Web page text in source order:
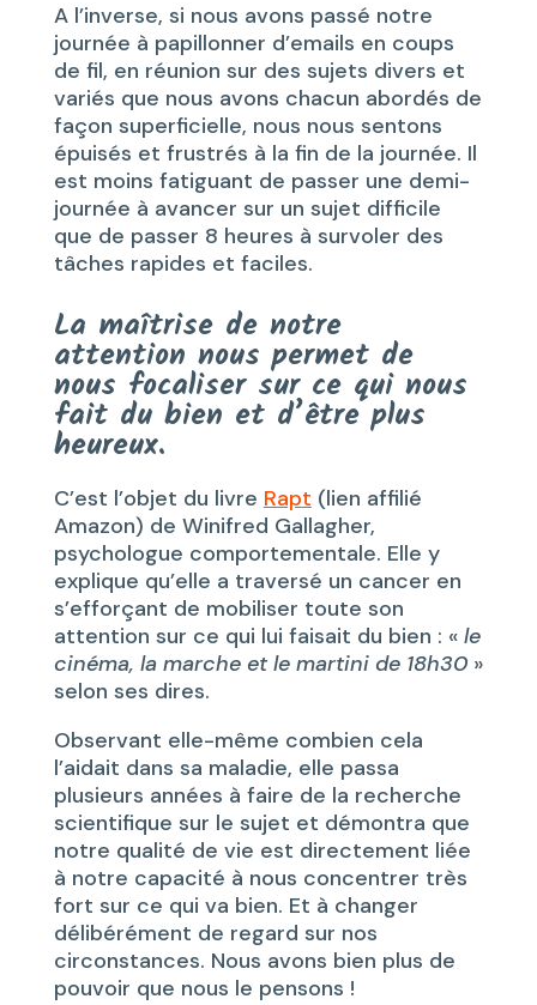
A l’inverse, si nous avons passé notre
journée à papillonner d’emails en coups
de fil, en réunion sur des sujets divers et
variés que nous avons chacun abordés de
façon superficielle, nous nous sentons
épuisés et frustrés à la fin de la journée. Il
est moins fatiguant de passer une demi-
journée à avancer sur un sujet difficile
que de passer 8 heures à survoler des
tâches rapides et faciles.
La maîtrise de notre
attention nous permet de
nous focaliser sur ce qui nous
fait du bien et d’être plus
heureux.
C’est l’objet du livre Rapt (lien affilié
Amazon) de Winifred Gallagher,
psychologue comportementale. Elle y
explique qu’elle a traversé un cancer en
s’efforçant de mobiliser toute son
attention sur ce qui lui faisait du bien : « le
cinéma, la marche et le martini de 18h30»
selon ses dires.
Observant elle-même combien cela
l’aidait dans sa maladie, elle passa
plusieurs années à faire de la recherche
scientifique sur le sujet et démontra que
notre qualité de vie est directement liée
à notre capacité à nous concentrer très
fort sur ce qui va bien. Et à changer
délibérément de regard sur nos
circonstances. Nous avons bien plus de
pouvoir que nous le pensons !